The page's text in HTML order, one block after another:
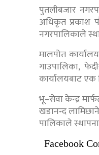
पुतलीबजार
अधिकृत प्रकाश
नगरपालिकाले
मालपोत
गाउपालिका,
कार्यालयबाट
भू–सेवा केन्द्र
खडानन्द
पालिकाले
Facebook